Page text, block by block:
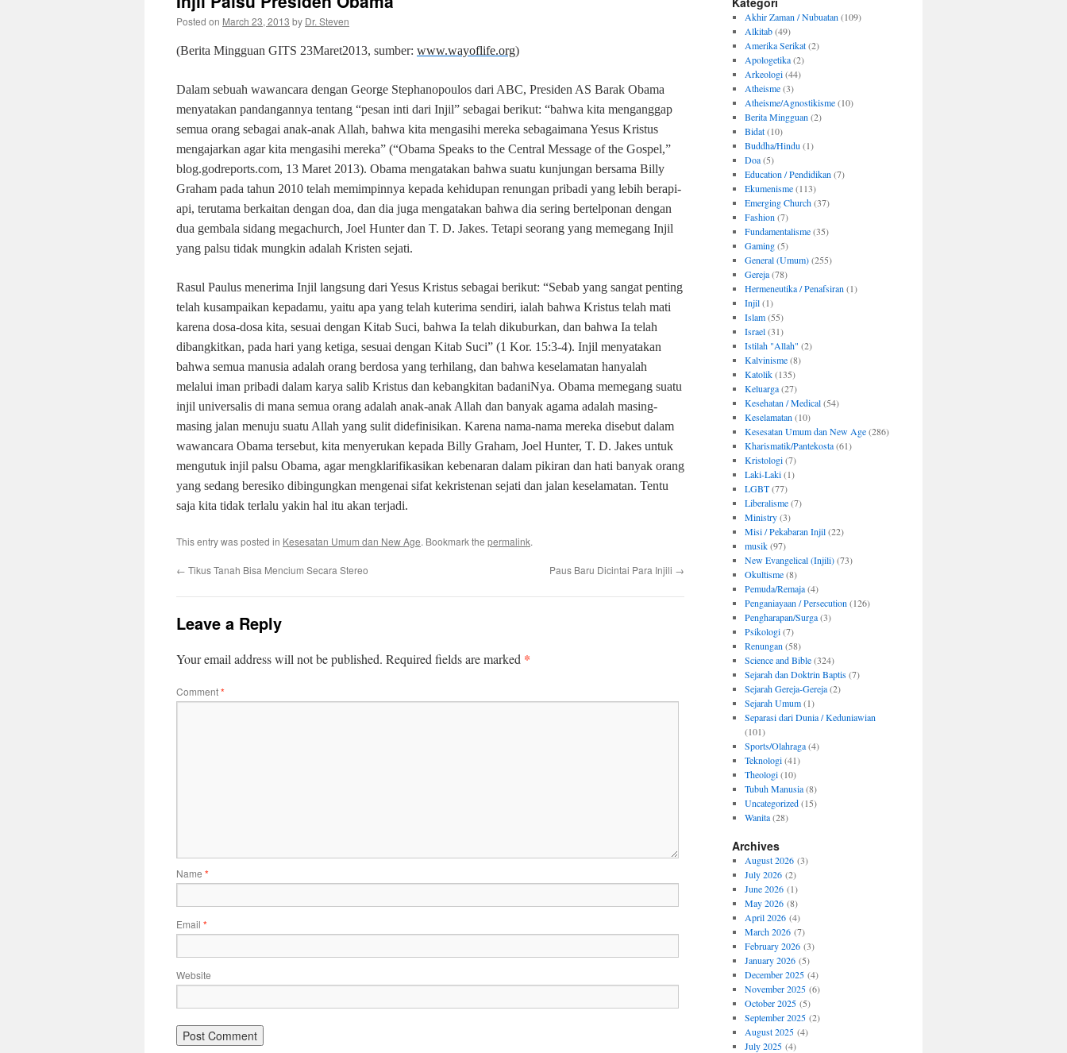
Posted on March 23, 2013 by Dr. Steven
(Berita Mingguan GITS 23Maret2013, sumber: www.wayoflife.org)
Dalam sebuah wawancara dengan George Stephanopoulos dari ABC, Presiden AS Barak Obama
menyatakan pandangannya tentang “pesan inti dari Injil” sebagai berikut: “bahwa kita menganggap
semua orang sebagai anak-anak Allah, bahwa kita mengasihi mereka sebagaimana Yesus Kristus
mengajarkan agar kita mengasihi mereka” (“Obama Speaks to the Central Message of the Gospel,”
blog.godreports.com, 13 Maret 2013). Obama mengatakan bahwa suatu kunjungan bersama Billy
Graham pada tahun 2010 telah memimpinnya kepada kehidupan renungan pribadi yang lebih berapi-
api, terutama berkaitan dengan doa, dan dia juga mengatakan bahwa dia sering bertelponan dengan
dua gembala sidang megachurch, Joel Hunter dan T. D. Jakes. Tetapi seorang yang memegang Injil
yang palsu tidak mungkin adalah Kristen sejati.
Rasul Paulus menerima Injil langsung dari Yesus Kristus sebagai berikut: “Sebab yang sangat penting
telah kusampaikan kepadamu, yaitu apa yang telah kuterima sendiri, ialah bahwa Kristus telah mati
karena dosa-dosa kita, sesuai dengan Kitab Suci, bahwa Ia telah dikuburkan, dan bahwa Ia telah
dibangkitkan, pada hari yang ketiga, sesuai dengan Kitab Suci” (1 Kor. 15:3-4). Injil menyatakan
bahwa semua manusia adalah orang berdosa yang terhilang, dan bahwa keselamatan hanyalah
melalui iman pribadi dalam karya salib Kristus dan kebangkitan badaniNya. Obama memegang suatu
injil universalis di mana semua orang adalah anak-anak Allah dan banyak agama adalah masing-
masing jalan menuju suatu Allah yang sulit didefinisikan. Karena nama-nama mereka disebut dalam
wawancara Obama tersebut, kita menyerukan kepada Billy Graham, Joel Hunter, T. D. Jakes untuk
mengutuk injil palsu Obama, agar mengklarifikasikan kebenaran dalam pikiran dan hati banyak orang
yang sedang beresiko dibingungkan mengenai sifat kekristenan sejati dan jalan keselamatan. Tentu
saja kita tidak terlalu yakin hal itu akan terjadi.
This entry was posted in Kesesatan Umum dan New Age. Bookmark the permalink.
← Tikus Tanah Bisa Mencium Secara Stereo Paus Baru Dicintai Para Injili →
Leave a Reply
Your email address will not be published. Required fields are marked *
Comment*
Name *
Email *
Website
Akhir Zaman / Nubuatan (109)
Alkitab(49)
Amerika Serikat(2)
Apologetika(2)
Arkeologi(44)
Atheisme(3)
Atheisme/Agnostikisme(10)
Berita Mingguan (2)
Bidat(10)
Buddha/Hindu (1)
Doa(5)
Education / Pendidikan (7)
Ekumenisme(113)
Emerging Church(37)
Fashion (7)
Fundamentalisme(35)
Gaming(5)
General (Umum)(255)
Gereja(78)
Hermeneutika / Penafsiran (1)
Injil(1)
Islam(55)
Israel(31)
Istilah "Allah" (2)
Kalvinisme(8)
Katolik(135)
Keluarga(27)
Kesehatan / Medical(54)
Keselamatan (10)
Kesesatan Umum dan New Age(286)
Kharismatik/Pantekosta(61)
Kristologi(7)
Laki-Laki(1)
LGBT(77)
Liberalisme(7)
Ministry(3)
Misi / Pekabaran Injil(22)
musik(97)
New Evangelical (Injili)(73)
Okultisme(8)
Pemuda/Remaja(4)
Penganiayaan / Persecution (126)
Pengharapan/Surga(3)
Psikologi(7)
Renungan (58)
Science and Bible(324)
Sejarah dan Doktrin Baptis(7)
Sejarah Gereja-Gereja(2)
Sejarah Umum(1)
Separasi dari Dunia / Keduniawian
(101)
Sports/Olahraga(4)
Teknologi(41)
Theologi(10)
Tubuh Manusia(8)
Uncategorized(15)
Wanita(28)
Archives
August 2026(3)
July 2026(2)
June 2026(1)
May 2026(8)
April 2026(4)
March 2026(7)
February 2026(3)
January 2026(5)
December 2025(4)
November 2025(6)
October 2025(5)
September 2025(2)
August 2025(4)
July 2025(4)